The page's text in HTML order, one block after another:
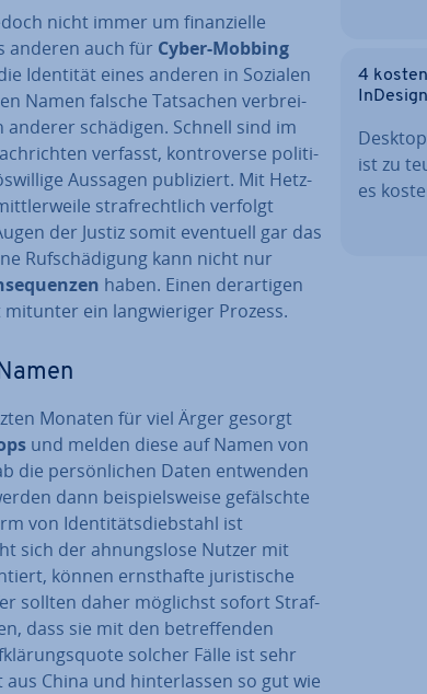
nicht immer um fi­nan­zi­el­le
anderen auch für Cyber-Mobbing
Identität eines anderen in Sozialen
Namen falsche Tatsachen ver­brei­
schädigen. Schnell sind im
verfasst, kon­tro­ver­se po­li­ti­
Aussagen pu­bli­ziert. Mit Hetz-
straf­recht­lich verfolgt
der Justiz somit eventuell gar das
Ruf­schä­di­gung kann nicht nur
haben. Einen der­ar­ti­gen
ein lang­wie­ri­ger Prozess.
Monaten für viel Ärger gesorgt
und melden diese auf Namen von
die per­sön­li­chen Daten entwenden
dann bei­spiels­wei­se ge­fälsch­te
von Iden­ti­täts­dieb­stahl ist
sich der ah­nungs­lo­se Nutzer mit
können ernst­haf­te ju­ris­ti­sche
sollten daher möglichst sofort Straf­
dass sie mit den be­tref­fen­den
solcher Fälle ist sehr
China und hin­ter­las­sen so gut wie
4
ist zu
es